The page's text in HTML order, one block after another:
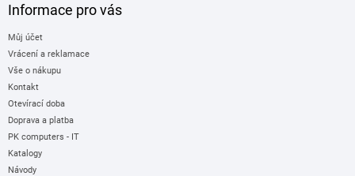
Informace pro vás
Můj účet
Vrácení a reklamace
Vše o nákupu
Kontakt
Otevírací doba
Doprava a platba
PK computers - IT
Katalogy
Návody